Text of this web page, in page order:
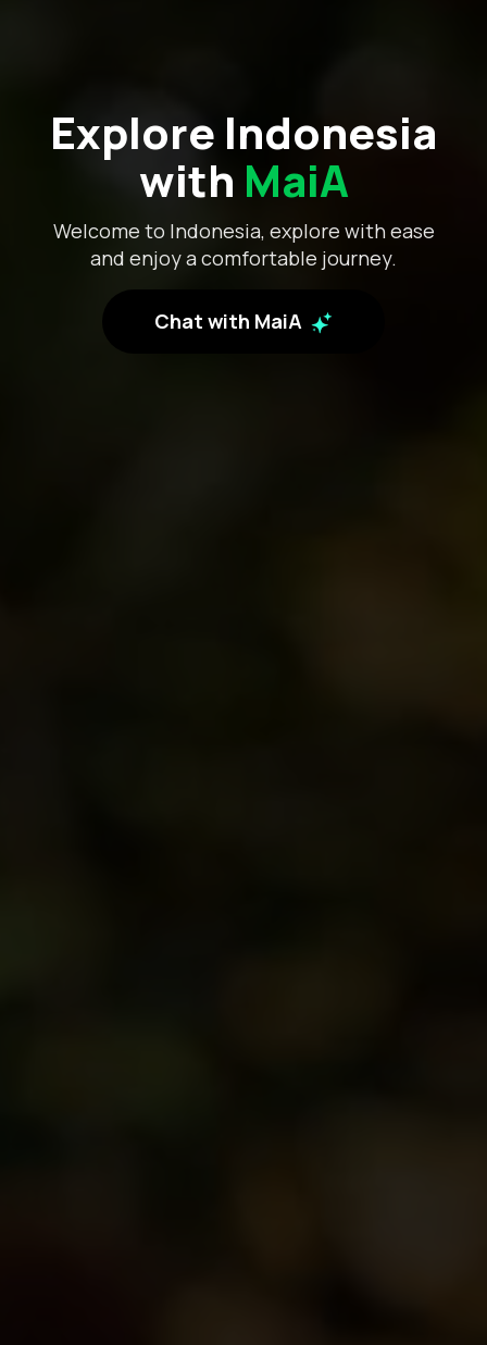
Explore Indonesia
with MaiA
Welcome to Indonesia, explore with ease
and enjoy a comfortable journey.
Chat with MaiA